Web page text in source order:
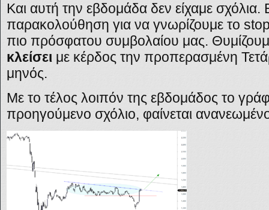
Και αυτή την εβδομάδα δεν είχαμε
παρακολούθηση για να γνωρίζουμε το
πιο πρόσφατου συμβολαίου μας.
κλείσει με κέρδος την προπερασμένη
μηνός.
Με το τέλος λοιπόν της εβδομάδος το
προηγούμενο σχόλιο, φαίνεται